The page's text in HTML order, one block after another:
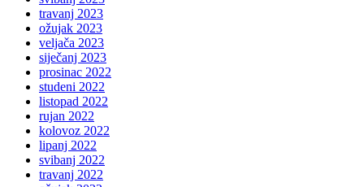
travanj 2023
ožujak 2023
veljača 2023
siječanj 2023
prosinac 2022
studeni 2022
listopad 2022
rujan 2022
kolovoz 2022
lipanj 2022
svibanj 2022
travanj 2022